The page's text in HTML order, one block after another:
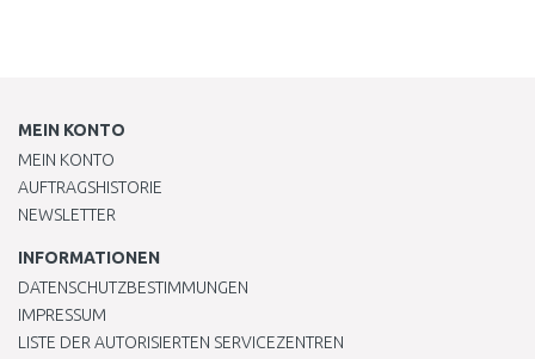
MEIN KONTO
MEIN KONTO
AUFTRAGSHISTORIE
NEWSLETTER
INFORMATIONEN
DATENSCHUTZBESTIMMUNGEN
IMPRESSUM
LISTE DER AUTORISIERTEN SERVICEZENTREN